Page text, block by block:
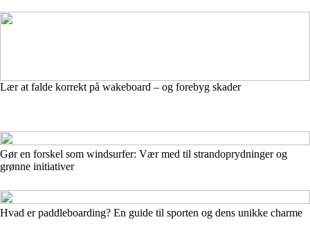
Lær at falde korrekt på wakeboard – og forebyg skader
Gør en forskel som windsurfer: Vær med til strandoprydninger og
grønne initiativer
Hvad er paddleboarding? En guide til sporten og dens unikke charme